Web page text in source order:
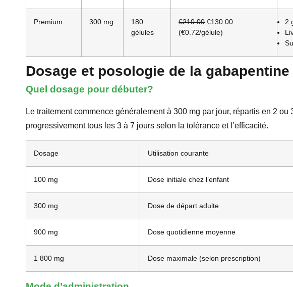
Premium 300 mg
180
gélules
€210.00 €130.00
(€0.72/gélule)
2
Dosage et posologie de la gabapentine
Quel dosage pour débuter?
Le traitement commence généralement à 300 mg par jour, répartis en 2
progressivement tous les 3 à 7 jours selon la tolérance et l’efficacité.
Dosage Utilisation courante
100 mg Dose initiale chez l’enfant
300 mg Dose de départ adulte
900 mg Dose quotidienne moyenne
1 800 mg Dose maximale (selon prescription)